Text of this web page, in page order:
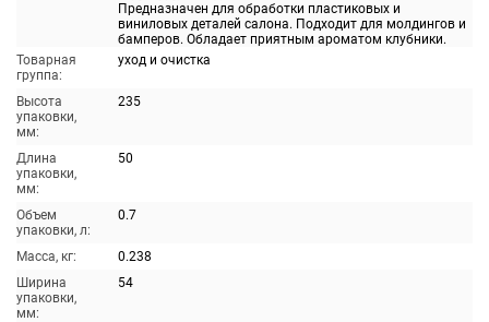
Предназначен для обработки пластиковых и
виниловых деталей салона. Подходит для молдингов и
бамперов. Обладает приятным ароматом клубники.
Товарная
группа:
уход и очистка
Высота
упаковки,
мм:
235
Длина
упаковки,
мм:
50
Объем
упаковки, л:
0.7
Масса, кг:
0.238
Ширина
упаковки,
мм:
54